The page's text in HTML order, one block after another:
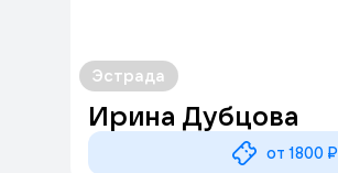
Эстрада
Ирина Дубцова
от 1800 ₽